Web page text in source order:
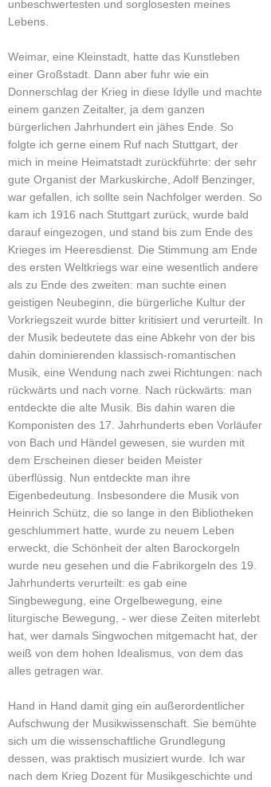
unbeschwertesten und sorglosesten meines
Lebens.
Weimar, eine Kleinstadt, hatte das Kunstleben
einer Großstadt. Dann aber fuhr wie ein
Donnerschlag der Krieg in diese Idylle und machte
einem ganzen Zeitalter, ja dem ganzen
bürgerlichen Jahrhundert ein jähes Ende. So
folgte ich gerne einem Ruf nach Stuttgart, der
mich in meine Heimatstadt zurückführte: der sehr
gute Organist der Markuskirche, Adolf Benzinger,
war gefallen, ich sollte sein Nachfolger werden. So
kam ich 1916 nach Stuttgart zurück, wurde bald
darauf eingezogen, und stand bis zum Ende des
Krieges im Heeresdienst. Die Stimmung am Ende
des ersten Weltkriegs war eine wesentlich andere
als zu Ende des zweiten: man suchte einen
geistigen Neubeginn, die bürgerliche Kultur der
Vorkriegszeit wurde bitter kritisiert und verurteilt. In
der Musik bedeutete das eine Abkehr von der bis
dahin dominierenden klassisch-romantischen
Musik, eine Wendung nach zwei Richtungen: nach
rückwärts und nach vorne. Nach rückwärts: man
entdeckte die alte Musik. Bis dahin waren die
Komponisten des 17. Jahrhunderts eben Vorläufer
von Bach und Händel gewesen, sie wurden mit
dem Erscheinen dieser beiden Meister
überflüssig. Nun entdeckte man ihre
Eigenbedeutung. Insbesondere die Musik von
Heinrich Schütz, die so lange in den Bibliotheken
geschlummert hatte, wurde zu neuem Leben
erweckt, die Schönheit der alten Barockorgeln
wurde neu gesehen und die Fabrikorgeln des 19.
Jahrhunderts verurteilt: es gab eine
Singbewegung, eine Orgelbewegung, eine
liturgische Bewegung, - wer diese Zeiten miterlebt
hat, wer damals Singwochen mitgemacht hat, der
weiß von dem hohen Idealismus, von dem das
alles getragen war.
Hand in Hand damit ging ein außerordentlicher
Aufschwung der Musikwissenschaft. Sie bemühte
sich um die wissenschaftliche Grundlegung
dessen, was praktisch musiziert wurde. Ich war
nach dem Krieg Dozent für Musikgeschichte und